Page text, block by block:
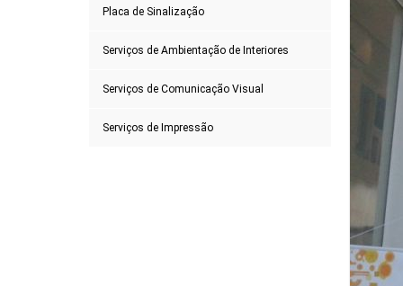
Placa de Sinalização
Serviços de Ambientação de Interiores
Serviços de Comunicação Visual
Serviços de Impressão